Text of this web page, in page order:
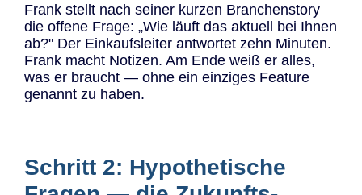
Frank stellt nach seiner kurzen Branchenstory
die offene Frage: „Wie läuft das aktuell bei Ihnen
ab?" Der Einkaufsleiter antwortet zehn Minuten.
Frank macht Notizen. Am Ende weiß er alles,
was er braucht — ohne ein einziges Feature
genannt zu haben.
Schritt 2: Hypothetische